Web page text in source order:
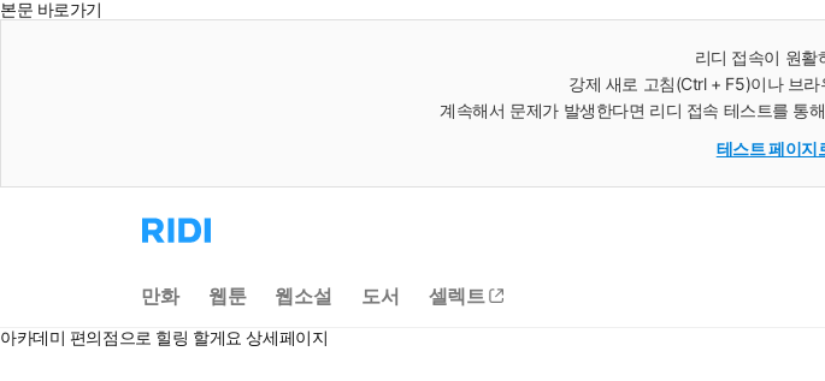
본문 바로가기
리디 접속이 원활
강제 새로 고침(Ctrl + F5)이나 브
계속해서 문제가 발생한다면 리디 접속 테스트를 통
테스트 페이지
리
디
으
로
동
만화 웹툰 웹소설 도서 셀렉트
아카데미 편의점으로 힐링 할게요 상세페이지